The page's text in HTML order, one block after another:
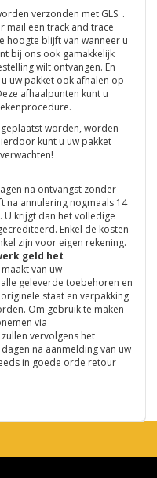
verzonden met GLS. .
mail een track and trace
hoogte blijft van wanneer u
bij ons ook gamakkelijk
wilt ontvangen. En
uw pakket ook afhalen op
afhaalpunten kunt u
worden, worden
kunt u uw pakket
na ontvangst zonder
na annulering nogmaals 14
krijgt dan het volledige
Enkel de kosten
zijn voor eigen rekening.
geld het
van uw
geleverde toebehoren en
staat en verpakking
Om gebruik te maken
via
zullen vervolgens het
na aanmelding van uw
in goede orde retour